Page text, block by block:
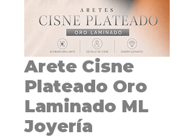
Arete Cisne
Plateado Oro
Laminado ML
Joyería